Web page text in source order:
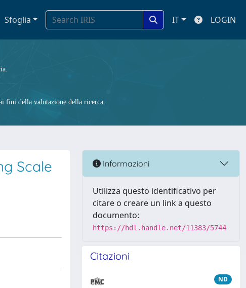
Sfoglia IT LOGIN
fini della valutazione della ricerca.
Scale
Informazioni
Utilizza questo identificativo per
citare o creare un link a questo
documento:
https://hdl.handle.net/11383/5744
Citazioni
ND